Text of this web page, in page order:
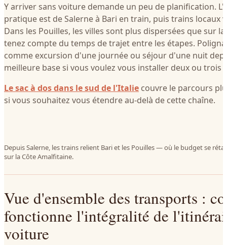
Y arriver sans voiture demande un peu de planification.
pratique est de Salerne à Bari en train, puis trains locaux
Dans les Pouilles, les villes sont plus dispersées que sur
tenez compte du temps de trajet entre les étapes.
comme excursion d'une journée ou séjour d'une nuit
meilleure base si vous voulez vous installer deux ou trois
Le sac à dos dans le sud de l'Italie couvre le parcours
si vous souhaitez vous étendre au-delà de cette chaîne.
Depuis Salerne, les trains relient Bari et les Pouilles — où le budget se
sur la Côte Amalfitaine.
Vue d'ensemble des transports :
fonctionne l'intégralité de
voiture